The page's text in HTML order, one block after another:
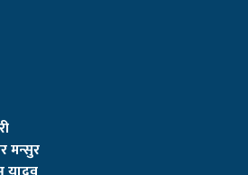
मन्सुर